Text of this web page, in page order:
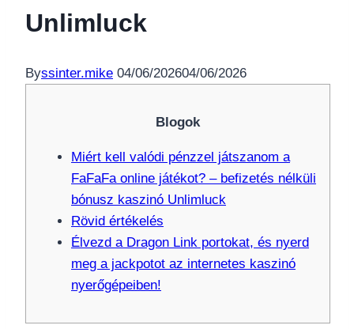
Unlimluck
Byssinter.mike 04/06/202604/06/2026
Blogok
Miért kell valódi pénzzel játszanom a
FaFaFa online játékot? – befizetés nélküli
bónusz kaszinó Unlimluck
Rövid értékelés
Élvezd a Dragon Link portokat, és nyerd
meg a jackpotot az internetes kaszinó
nyerőgépeiben!